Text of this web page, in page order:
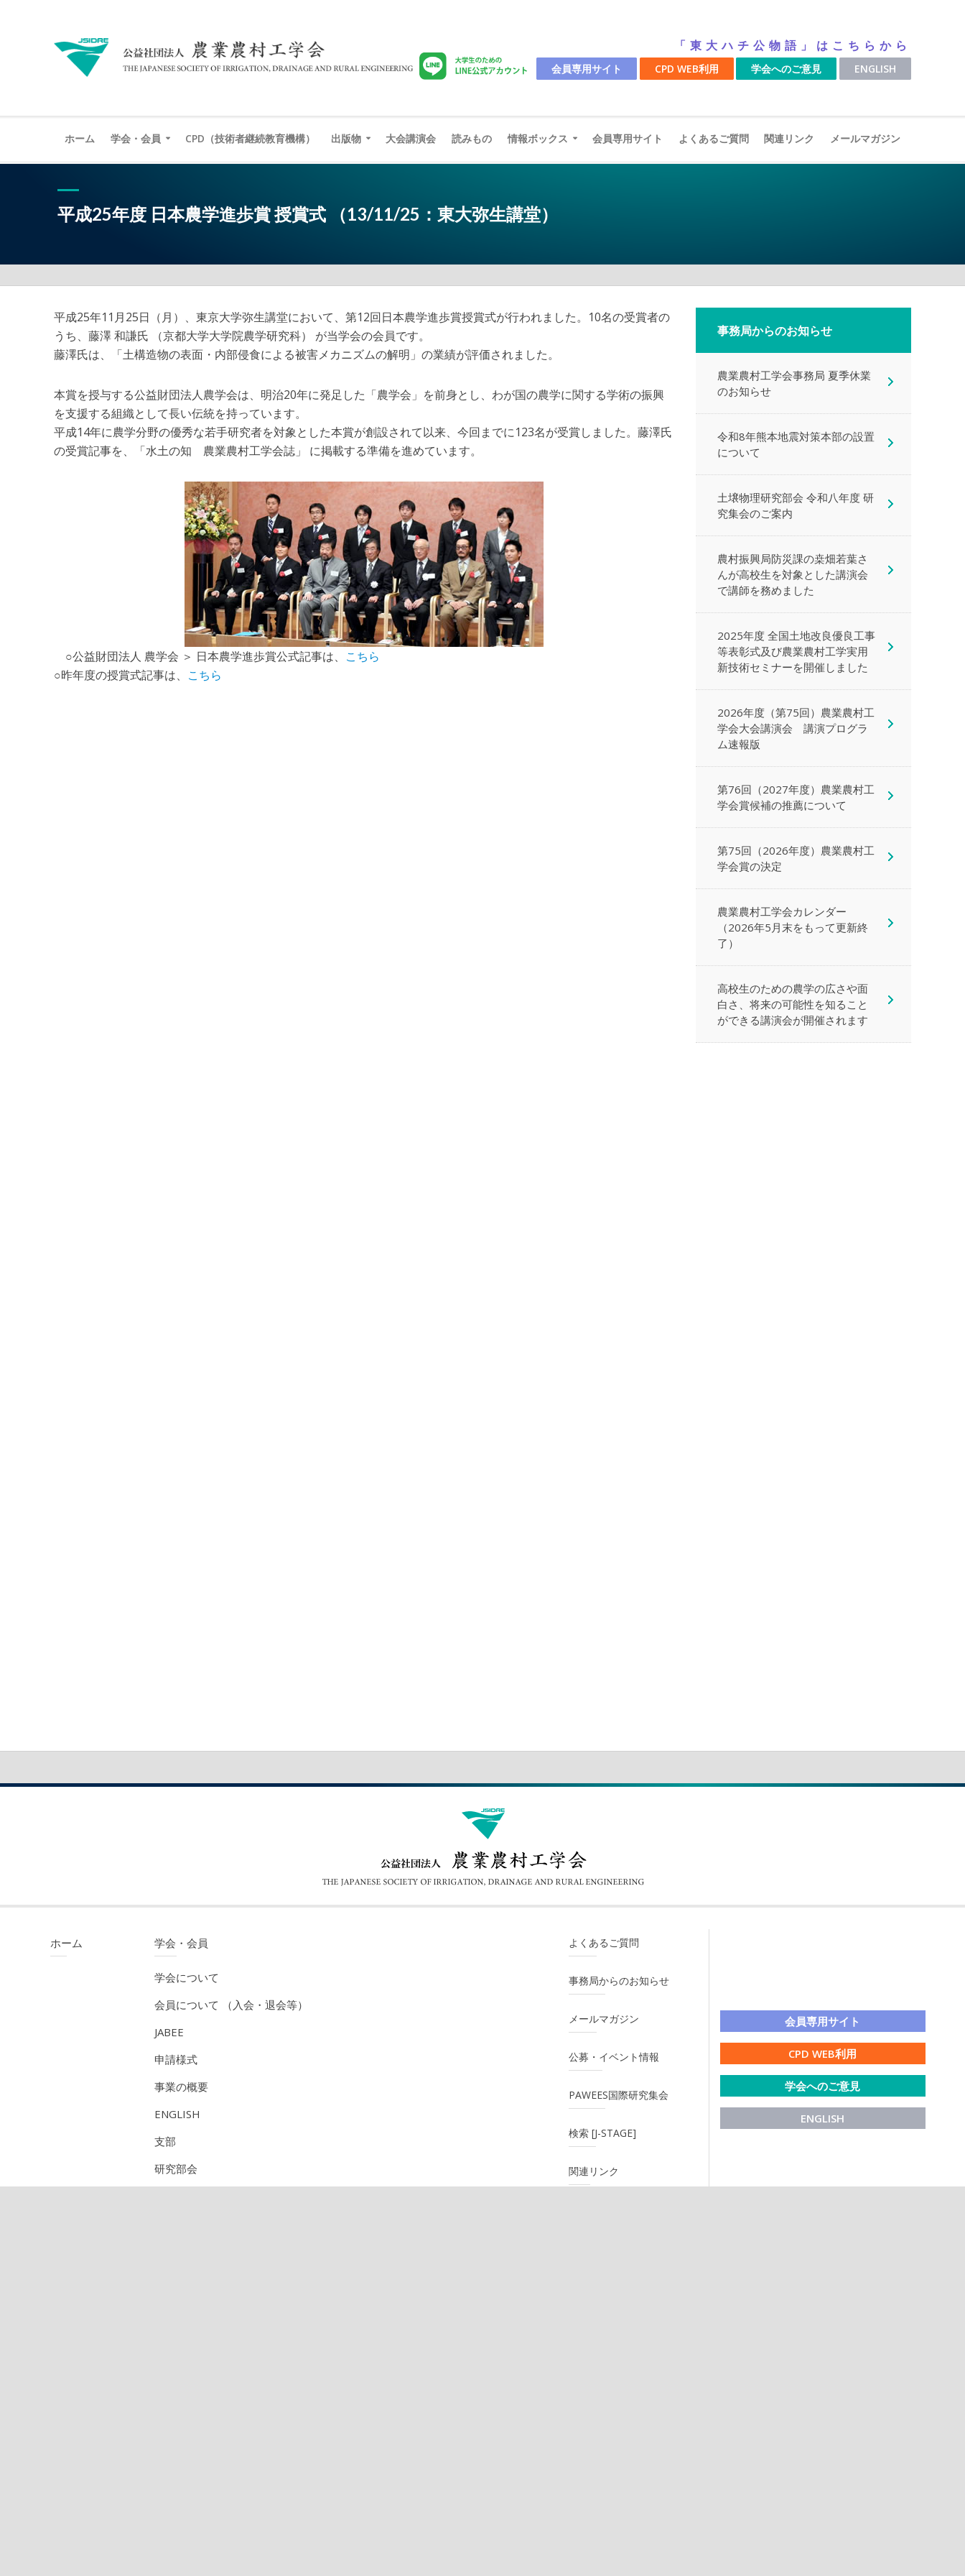
「東大ハチ公物語」はこちらから
会員専用サイト CPD WEB利用 学会へのご意見 ENGLISH
ホーム 学会・会員 CPD（技術者継続教育機構） 出版物 大会講演会 読みもの 情報ボックス 会員専用サイト よくあるご質問 関連リンク メールマガジン
平成25年度 日本農学進歩賞 授賞式 （13/11/25：東大弥生講堂）
平成25年11月25日（月）、東京大学弥生講堂において、第12回日本農学進歩賞授賞式が行われました。10名の受賞者の
うち、藤澤 和謙氏 （京都大学大学院農学研究科） が当学会の会員です。
藤澤氏は、「土構造物の表面・内部侵食による被害メカニズムの解明」の業績が評価されました。
本賞を授与する公益財団法人農学会は、明治20年に発足した「農学会」を前身とし、わが国の農学に関する学術の振興
を支援する組織として長い伝統を持っています。
平成14年に農学分野の優秀な若手研究者を対象とした本賞が創設されて以来、今回までに123名が受賞しました。藤澤氏
の受賞記事を、「水土の知 農業農村工学会誌」 に掲載する準備を進めています。
○公益財団法人 農学会 ＞ 日本農学進歩賞公式記事は、 こちら
○昨年度の授賞式記事は、 こちら
事務局からのお知らせ
農業農村工学会事務局 夏季休業
のお知らせ
令和8年熊本地震対策本部の設置
について
土壌物理研究部会 令和八年度 研
究集会のご案内
農村振興局防災課の桒畑若葉さ
んが高校生を対象とした講演会
で講師を務めました
2025年度 全国土地改良優良工事
等表彰式及び農業農村工学実用
新技術セミナーを開催しました
2026年度（第75回）農業農村工
学会大会講演会 講演プログラ
ム速報版
第76回（2027年度）農業農村工
学会賞候補の推薦について
第75回（2026年度）農業農村工
学会賞の決定
農業農村工学会カレンダー
（2026年5月末をもって更新終
了）
高校生のための農学の広さや面
白さ、将来の可能性を知ること
ができる講演会が開催されます
ホーム 学会・会員
学会について
会員について （入会・退会等）
JABEE
申請様式
事業の概要
ENGLISH
支部
研究部会
よくあるご質問
事務局からのお知らせ
メールマガジン
公募・イベント情報
PAWEES国際研究集会
検索 [J-STAGE]
関連リンク
会員専用サイト
CPD WEB利用
学会へのご意見
ENGLISH